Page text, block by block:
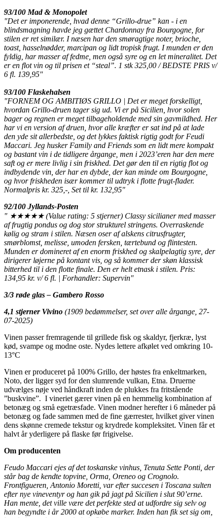
93/100 Mad & Monopolet
"Det er imponerende, hvad denne “Grillo-drue” kan - i en
blindsmagning havde jeg gættet Chardonnay fra Bourgogne, for
stilen er ret similær. I næsen har den smøragtige noter, brioche,
toast, hasselnødder, marcipan og lidt tropisk frugt. I munden er den
fyldig, har masser af fedme, men også syre og en let mineralitet. Det
er en flot vin og til prisen et “steal”. 1 stk 325,00 / BEDSTE PRIS v/
6 fl. 139,95"
93/100 Flaskehalsen
"FORNEM OG AMBITIØS GRILLO | Det er meget forskelligt,
hvordan Grillo-druen tager sig ud. Vi er på Sicilien, hvor solen
bager og regnen er meget tilbageholdende med sin gavmildhed. Her
har vi en version af druen, hvor alle kræfter er sat ind på at lade
den yde sit allerbedste, og det lykkes faktisk rigtig godt for Feudi
Maccari. Jeg husker Family and Friends som en lidt mere kompakt
og bastant vin i de tidligere årgange, men i 2023’eren har den mere
saft og er mere livlig i sin friskhed. Det gør den til en rigtig flot og
indbydende vin, der har en dybde, der kan minde om Bourgogne,
og hvor friskheden især kommer til udtryk i flotte frugt-flader.
Normalpris kr. 325,-, Set til kr. 132,95"
92/100 Jyllands-Posten
" ★★★★★ (Value rating: 5 stjerner) Classy sicilianer med masser
af frugtig pondus og dog stor strukturel stringens. Overraskende
kølig og stram i stilen. Næsen oser af alskens citrusfrugter,
smørblomst, melisse, umoden fersken, tærtebund og flintesten.
Munden er domineret af en enorm friskhed og skalpelagtig syre, der
dirigerer løjerne på kontant vis, og så kommer der skøn klassisk
bitterhed til i den flotte finale. Den er helt etnask i stilen. Pris:
134,95 kr. v/ 6 fl. | Forhandler: Supervin"
3/3 røde glas – Gambero Rosso
4,1 stjerner Vivino (1909 bedømmelser, set over alle årgange, 27-
07-2025)
Vinen passer fremragende til grillede fisk og skaldyr, fjerkræ, lyst
kød, svampe og modne oste. Nydes lettere afkølet ved omkring 10-
13°C
Vinen er produceret på 100% Grillo, der høstes fra enkeltmarken,
Noto, der ligger syd for den slumrende vulkan, Etna. Druerne
udvælges nøje ved håndkraft inden de plukkes fra fritstående
”buskvine”. I vineriet gærer vinen på en hemmelig kombination af
betonæg og små egetræsfade. Vinen modner herefter i 6 måneder på
betonæg og fade sammen med de fine gærrester, hvilket giver vinen
dens skønne cremede tekstur og krydrede kompleksitet. Vinen får et
halvt år yderligere på flaske før frigivelse.
Om producenten
Feudo Maccari ejes af det toskanske vinhus, Tenuta Sette Ponti, der
står bag de kendte topvine, Orma, Oreneo og Crognolo.
Frontfigueren, Antonio Moretti, var efter succesen i Toscana sulten
efter nye vineventyr og han gik på jagt på Sicilien i slut 90’erne.
Han mente, det ville være det perfekte sted at udfordre sig selv og
han begyndte i år 2000 at opkøbe marker. Inden han fik set sig om,